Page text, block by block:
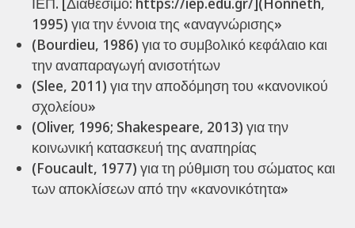
1995) για την έννοια της «αναγνώρισης»
(Bourdieu, 1986) για το συμβολικό κεφάλαιο και
την αναπαραγωγή ανισοτήτων
(Slee, 2011) για την αποδόμηση του «κανονικού
σχολείου»
(Oliver, 1996; Shakespeare, 2013) για την
κοινωνική κατασκευή της αναπηρίας
(Foucault, 1977) για τη ρύθμιση του σώματος και
των αποκλίσεων από την «κανονικότητα»